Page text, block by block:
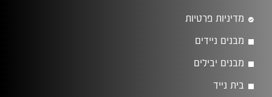
מדיניות פרטיות
מבנים ניידים
מבנים יבילים
בית נייד